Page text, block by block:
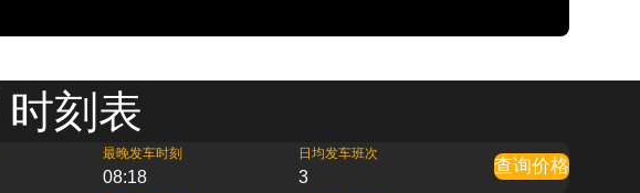
刻表
最晚发车时刻
08:18
日均发车班次
3
查询价格